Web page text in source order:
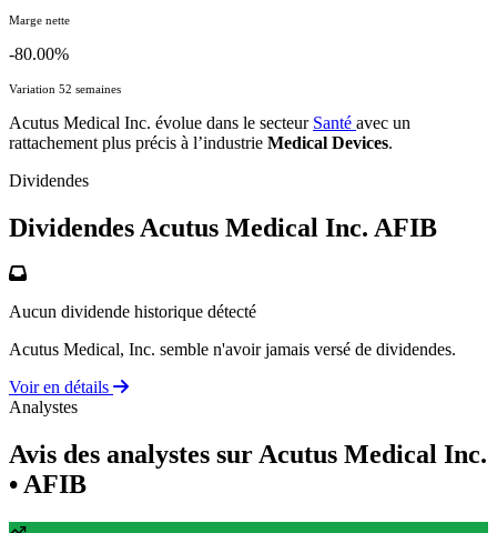
Marge nette
-80.00%
Variation 52 semaines
Acutus Medical Inc. évolue dans le secteur Santé avec un
rattachement plus précis à l’industrie Medical Devices.
Dividendes
Dividendes Acutus Medical Inc. AFIB
Aucun dividende historique détecté
Acutus Medical, Inc. semble n'avoir jamais versé de dividendes.
Voir en détails
Analystes
Avis des analystes sur Acutus Medical Inc.
• AFIB